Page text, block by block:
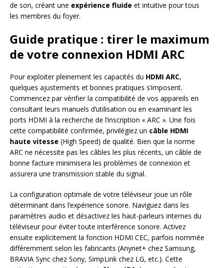
de son, créant une expérience fluide et intuitive pour tous
les membres du foyer.
Guide pratique : tirer le maximum
de votre connexion HDMI ARC
Pour exploiter pleinement les capacités du HDMI ARC,
quelques ajustements et bonnes pratiques s’imposent.
Commencez par vérifier la compatibilité de vos appareils en
consultant leurs manuels d’utilisation ou en examinant les
ports HDMI à la recherche de l’inscription « ARC ». Une fois
cette compatibilité confirmée, privilégiez un câble HDMI
haute vitesse (High Speed) de qualité. Bien que la norme
ARC ne nécessite pas les câbles les plus récents, un câble de
bonne facture minimisera les problèmes de connexion et
assurera une transmission stable du signal.
La configuration optimale de votre téléviseur joue un rôle
déterminant dans l’expérience sonore. Naviguez dans les
paramètres audio et désactivez les haut-parleurs internes du
téléviseur pour éviter toute interférence sonore. Activez
ensuite explicitement la fonction HDMI CEC, parfois nommée
différemment selon les fabricants (Anynet+ chez Samsung,
BRAVIA Sync chez Sony, SimpLink chez LG, etc.). Cette